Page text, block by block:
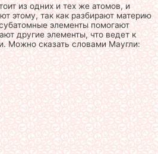
из одних и тех же атомов, и
этому, так как разбирают материю
элементы помогают
другие элементы, что ведет к
Можно сказать словами Маугли: